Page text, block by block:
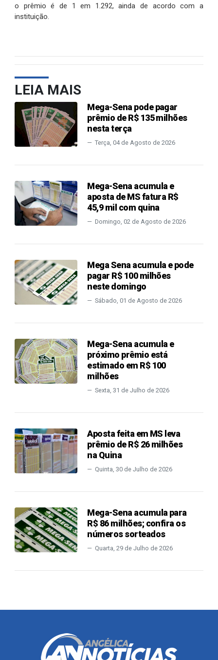
o prêmio é de 1 em 1.292, ainda de acordo com a
instituição.
LEIA MAIS
Mega-Sena pode pagar
prêmio de R$ 135 milhões
nesta terça
Terça, 04 de Agosto de 2026
Mega-Sena acumula e
aposta de MS fatura R$
45,9 mil com quina
Domingo, 02 de Agosto de 2026
Mega Sena acumula e pode
pagar R$ 100 milhões
neste domingo
Sábado, 01 de Agosto de 2026
Mega-Sena acumula e
próximo prêmio está
estimado em R$ 100
milhões
Sexta, 31 de Julho de 2026
Aposta feita em MS leva
prêmio de R$ 26 milhões
na Quina
Quinta, 30 de Julho de 2026
Mega-Sena acumula para
R$ 86 milhões; confira os
números sorteados
Quarta, 29 de Julho de 2026